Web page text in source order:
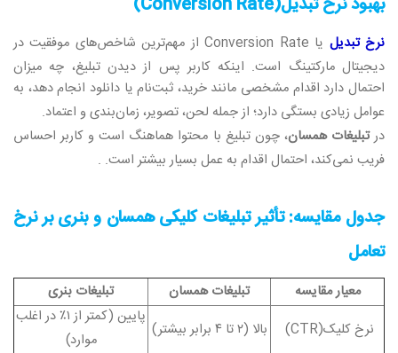
نرخ تبدیل یا Conversion Rate از مهم‌ترین شاخص‌های موفقیت در
دیجیتال مارکتینگ است. اینکه کاربر پس از دیدن تبلیغ، چه میزان
احتمال دارد اقدام مشخصی مانند خرید، ثبت‌نام یا دانلود انجام دهد، به
عوامل زیادی بستگی دارد؛ از جمله لحن، تصویر، زمان‌بندی و اعتماد.
درتبلیغات همسان، چون تبلیغ با محتوا هماهنگ است و کاربر احساس
فریب نمی‌کند، احتمال اقدام به عمل بسیار بیشتر است. .
جدول مقایسه: تأثیرتبلیغات کلیکی همسان و بنری بر نرخ
تعامل
معیار مقایسه تبلیغات همسان
تبلیغات بنری
نرخ کلیک(CTR) بالا (۲ تا ۴ برابر بیشتر)
پایین (کمتر از ۱٪ در اغلب
موارد)